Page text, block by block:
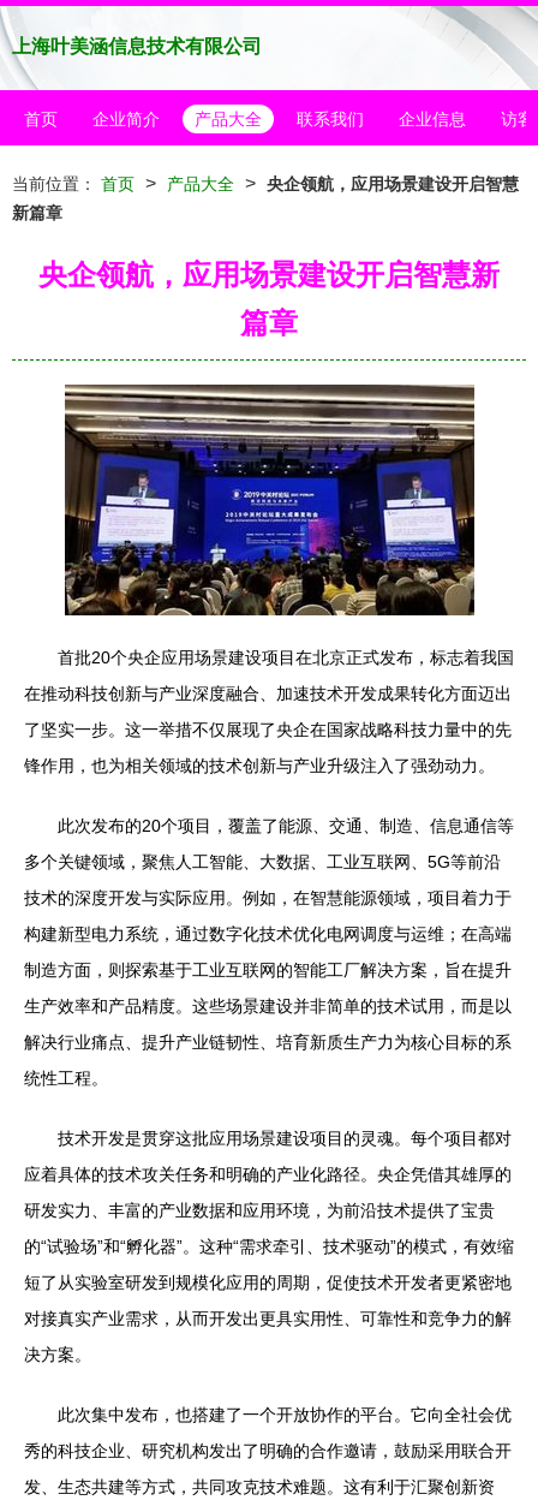
上海叶美涵信息技术有限公司
首页 企业简介 产品大全 联系我们 企业信息 访客
当前位置： 首页 > 产品大全 > 央企领航，应用场景建设开启智慧
新篇章
央企领航，应用场景建设开启智慧新
篇章
首批20个央企应用场景建设项目在北京正式发布，标志着我国
在推动科技创新与产业深度融合、加速技术开发成果转化方面迈出
了坚实一步。这一举措不仅展现了央企在国家战略科技力量中的先
锋作用，也为相关领域的技术创新与产业升级注入了强劲动力。
此次发布的20个项目，覆盖了能源、交通、制造、信息通信等
多个关键领域，聚焦人工智能、大数据、工业互联网、5G等前沿
技术的深度开发与实际应用。例如，在智慧能源领域，项目着力于
构建新型电力系统，通过数字化技术优化电网调度与运维；在高端
制造方面，则探索基于工业互联网的智能工厂解决方案，旨在提升
生产效率和产品精度。这些场景建设并非简单的技术试用，而是以
解决行业痛点、提升产业链韧性、培育新质生产力为核心目标的系
统性工程。
技术开发是贯穿这批应用场景建设项目的灵魂。每个项目都对
应着具体的技术攻关任务和明确的产业化路径。央企凭借其雄厚的
研发实力、丰富的产业数据和应用环境，为前沿技术提供了宝贵
的“试验场”和“孵化器”。这种“需求牵引、技术驱动”的模式，有效缩
短了从实验室研发到规模化应用的周期，促使技术开发者更紧密地
对接真实产业需求，从而开发出更具实用性、可靠性和竞争力的解
决方案。
此次集中发布，也搭建了一个开放协作的平台。它向全社会优
秀的科技企业、研究机构发出了明确的合作邀请，鼓励采用联合开
发、生态共建等方式，共同攻克技术难题。这有利于汇聚创新资